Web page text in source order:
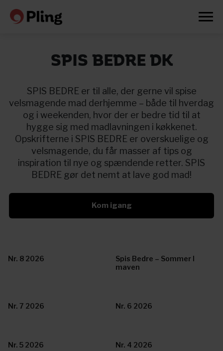
Prøv en måned gratis
SPIS BEDRE DK
SPIS BEDRE er til alle, der gerne vil spise
velsmagende mad derhjemme – både til hverdag
og i weekenden, hvor der er bedre tid til at
hygge sig med madlavningen i køkkenet.
Opskrifterne i SPIS BEDRE er overskuelige og
velsmagende, du får masser af tips og
inspiration til nye og spændende retter. SPIS
BEDRE gør det nemt at lave god mad!
Kom igang
Nr. 8 2026
Spis Bedre – Sommer I
maven
Nr. 7 2026 Nr. 6 2026
Nr. 5 2026 Nr. 4 2026